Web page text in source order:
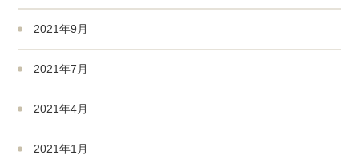
2021年9月
2021年7月
2021年4月
2021年1月